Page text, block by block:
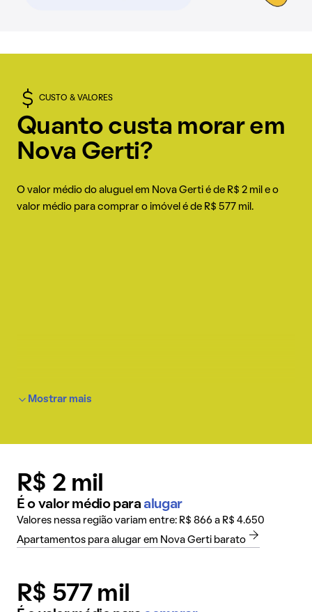
CUSTO & VALORES
Quanto custa morar em
Nova Gerti?
O valor médio do aluguel em Nova Gerti é de R$ 2 mil e o
valor médio para comprar o imóvel é de R$ 577 mil.
Mostrar mais
R$ 2 mil
É o valor médio para alugar
Valores nessa região variam entre: R$ 866 a R$ 4.650
Apartamentos para alugar em Nova Gerti barato
R$ 577 mil